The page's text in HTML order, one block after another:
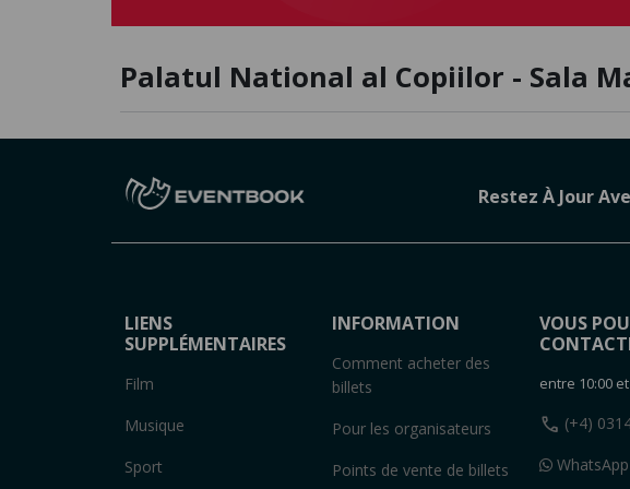
Palatul National al Copiilor - Sala
Restez À Jour
LIENS
SUPPLÉMENTAIRES
Film
Musique
Sport
INFORMATION
Comment acheter des
billets
Pour les organisateurs
Points de vente de billets
VOUS
entre 10:00 et
call (+4)
WhatsApp